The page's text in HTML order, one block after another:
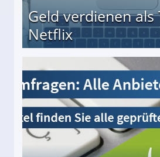
Geld verdienen als
Netflix